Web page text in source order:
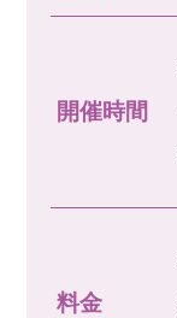
開催時間
料金